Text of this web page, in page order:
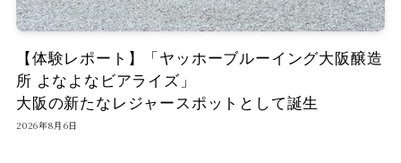
【体験レポート】「ヤッホーブルーイング大阪醸造
所 よなよなビアライズ」
大阪の新たなレジャースポットとして誕生
2026年8月6日